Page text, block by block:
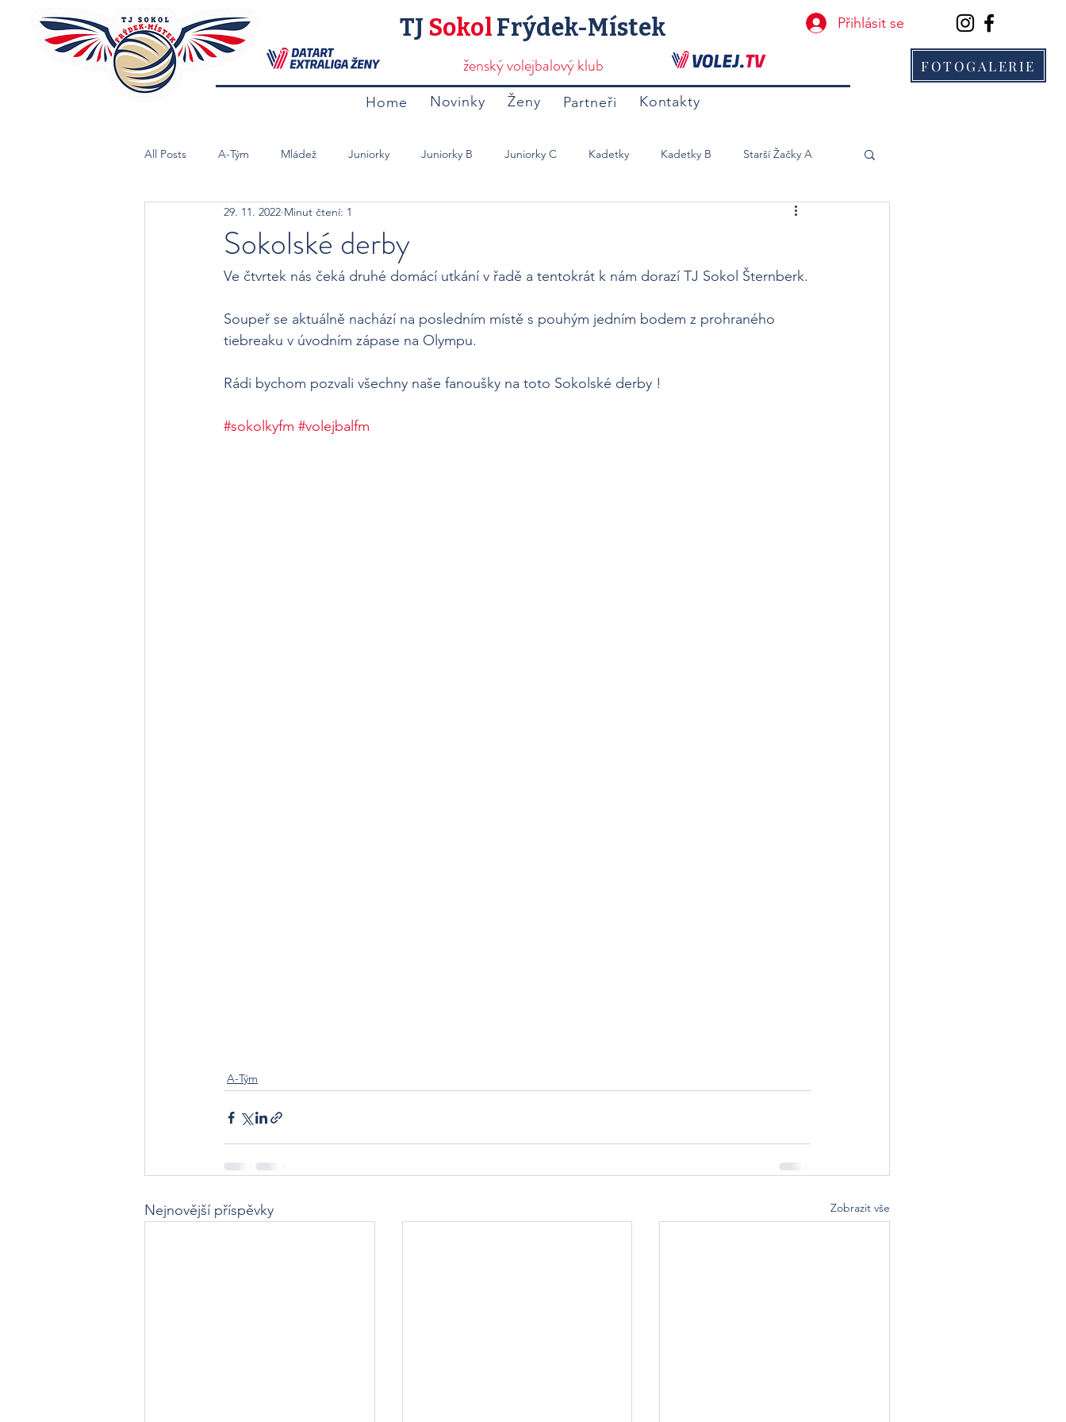
TJ SokolFrýdek-Místek
ženský volejbalový klub
Home Novinky Ženy Partneři Kontakty
FOTOGALERIE
Přihlásit se
All Posts A-Tým Mládež Juniorky Juniorky B Juniorky C Kadetky Kadetky B Starší Žačky A
Starší Žačky B Mladší Žačky
Sokolské derby
29. 11. 2022 Minut čtení: 1
Ve čtvrtek nás čeká druhé domácí utkání v řadě a tentokrát k nám dorazí TJ Sokol Šternberk.
Soupeř se aktuálně nachází na posledním místě s pouhým jedním bodem z prohraného
tiebreaku v úvodním zápase na Olympu.
Rádi bychom pozvali všechny naše fanoušky na toto Sokolské derby !
#sokolkyfm #volejbalfm
A-Tým
Nejnovější příspěvky Zobrazit vše